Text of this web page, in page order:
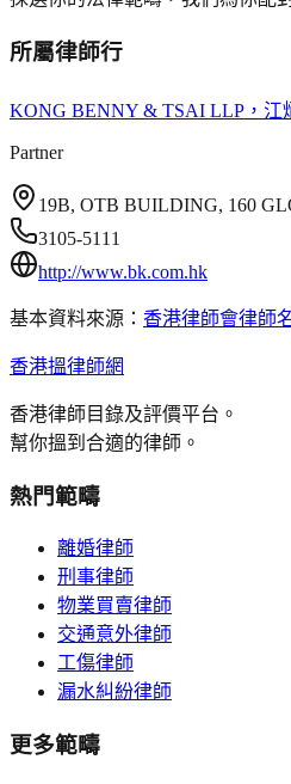
所屬律師行
KONG BENNY & TSAI LLP ，
Partner
19B, OTB BUILDING, 160
3105-5111
http://www.bk.com.hk
基本資料來源： 香港律師會律師
香港搵律師網
香港律師目錄及評價平台。
幫你搵到合適的律師。
熱門範疇
離婚律師
刑事律師
物業買賣律師
交通意外律師
工傷律師
漏水糾紛律師
更多範疇